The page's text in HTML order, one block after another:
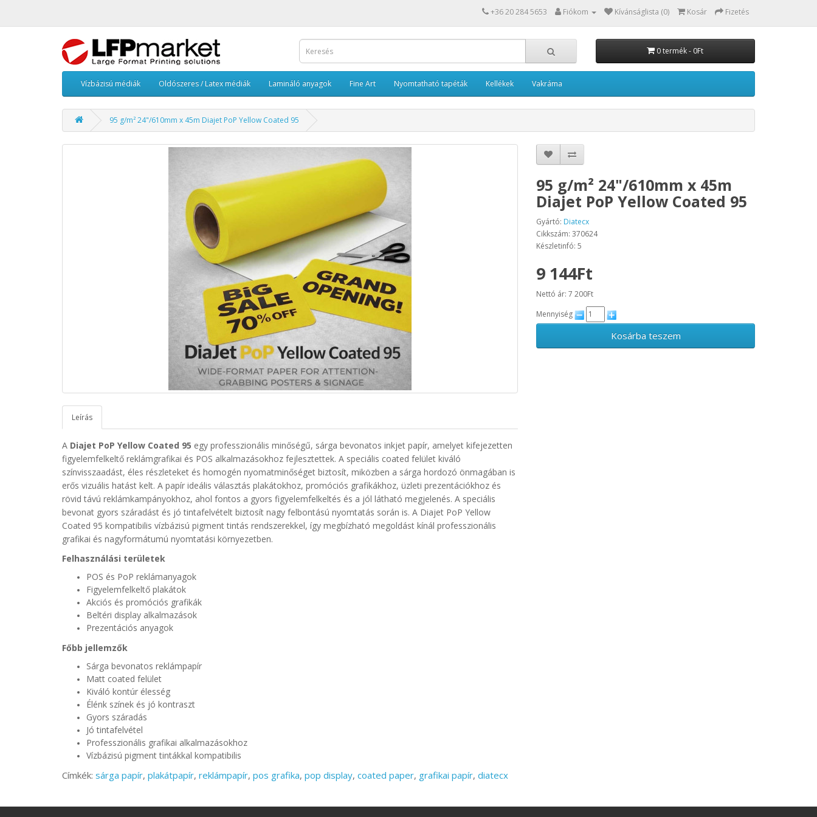
+36 20 284 5653 Fiókom Kívánságlista (0) Kosár Fizetés
0 termék - 0Ft
Vízbázisú médiák Oldószeres / Latex médiák Lamináló anyagok Fine Art Nyomtatható tapéták Kellékek Vakráma
95 g/m² 24"/610mm x 45m Diajet PoP Yellow Coated 95
Leírás
A Diajet PoP Yellow Coated 95 egy professzionális minőségű, sárga bevonatos inkjet papír, amelyet kifejezetten
figyelemfelkeltő reklámgrafikai és POS alkalmazásokhoz fejlesztettek. A speciális coated felület kiváló
színvisszaadást, éles részleteket és homogén nyomatminőséget biztosít, miközben a sárga hordozó önmagában is
erős vizuális hatást kelt. A papír ideális választás plakátokhoz, promóciós grafikákhoz, üzleti prezentációkhoz és
rövid távú reklámkampányokhoz, ahol fontos a gyors figyelemfelkeltés és a jól látható megjelenés. A speciális
bevonat gyors száradást és jó tintafelvételt biztosít nagy felbontású nyomtatás során is. A Diajet PoP Yellow
Coated 95 kompatibilis vízbázisú pigment tintás rendszerekkel, így megbízható megoldást kínál professzionális
grafikai és nagyformátumú nyomtatási környezetben.
Felhasználási területek
POS és PoP reklámanyagok
Figyelemfelkeltő plakátok
Akciós és promóciós grafikák
Beltéri display alkalmazások
Prezentációs anyagok
Főbb jellemzők
Sárga bevonatos reklámpapír
Matt coated felület
Kiváló kontúr élesség
Élénk színek és jó kontraszt
Gyors száradás
Jó tintafelvétel
Professzionális grafikai alkalmazásokhoz
Vízbázisú pigment tintákkal kompatibilis
95 g/m² 24"/610mm x 45m
Diajet PoP Yellow Coated 95
Gyártó: Diatecx
Cikkszám: 370624
Készletinfó: 5
9 144Ft
Nettó ár: 7 200Ft
Mennyiség
Kosárba teszem
Címkék: sárga papír, plakátpapír, reklámpapír, pos grafika, pop display, coated paper, grafikai papír, diatecx